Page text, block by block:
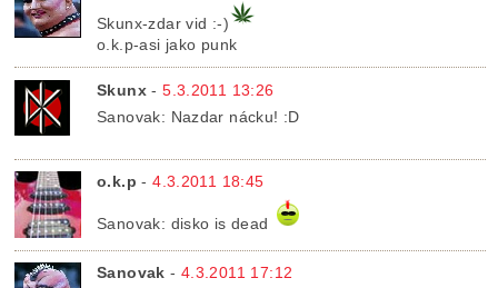
Skunx-zdar vid :-)
o.k.p-asi jako punk
Skunx -5.3.2011 13:26
Sanovak: Nazdar nácku! :D
o.k.p -4.3.2011 18:45
Sanovak: disko is dead
Sanovak - 4.3.2011 17:12